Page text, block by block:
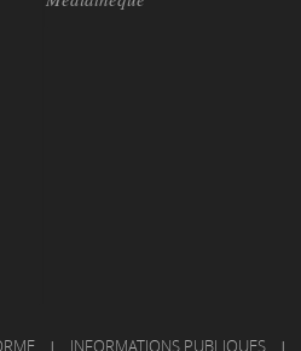
| INFORMATIONS PUBLIQUES |